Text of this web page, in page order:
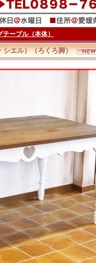
テーブル（本体）
シエル）（ろくろ脚）